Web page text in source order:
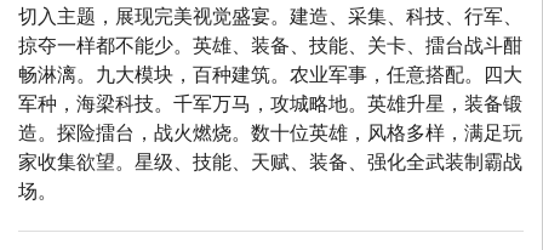
切入主题，展现完美视觉盛宴。建造、采集、科技、行军、
掠夺一样都不能少。英雄、装备、技能、关卡、擂台战斗酣
畅淋漓。九大模块，百种建筑。农业军事，任意搭配。四大
军种，海梁科技。千军万马，攻城略地。英雄升星，装备锻
造。探险擂台，战火燃烧。数十位英雄，风格多样，满足玩
家收集欲望。星级、技能、天赋、装备、强化全武装制霸战
场。